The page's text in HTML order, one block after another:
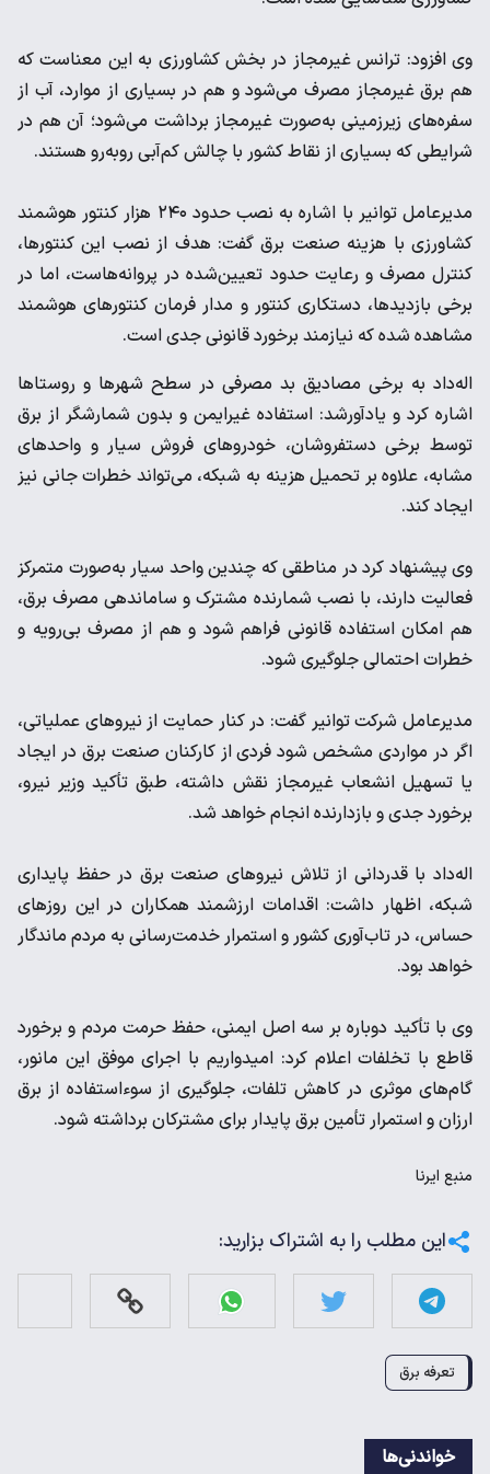
وی افزود: ترانس غیرمجاز در بخش کشاورزی به این معناست که
هم برق غیرمجاز مصرف می‌شود و هم در بسیاری از موارد، آب از
سفره‌های زیرزمینی به‌صورت غیرمجاز برداشت می‌شود؛ آن هم در
شرایطی که بسیاری از نقاط کشور با چالش کم‌آبی روبه‌رو هستند.
مدیرعامل توانیر با اشاره به نصب حدود ۲۴۰ هزار کنتور هوشمند
کشاورزی با هزینه صنعت برق گفت: هدف از نصب این کنتورها،
کنترل مصرف و رعایت حدود تعیین‌شده در پروانه‌هاست، اما در
برخی بازدیدها، دستکاری کنتور و مدار فرمان کنتورهای هوشمند
مشاهده شده که نیازمند برخورد قانونی جدی است.
اله‌داد به برخی مصادیق بد مصرفی در سطح شهرها و روستاها
اشاره کرد و یادآورشد: استفاده غیرایمن و بدون شمارشگر از برق
توسط برخی دستفروشان، خودروهای فروش سیار و واحدهای
مشابه، علاوه بر تحمیل هزینه به شبکه، می‌تواند خطرات جانی نیز
ایجاد کند.
وی پیشنهاد کرد در مناطقی که چندین واحد سیار به‌صورت متمرکز
فعالیت دارند، با نصب شمارنده مشترک و ساماندهی مصرف برق،
هم امکان استفاده قانونی فراهم شود و هم از مصرف بی‌رویه و
خطرات احتمالی جلوگیری شود.
مدیرعامل شرکت توانیر گفت: در کنار حمایت از نیروهای عملیاتی،
اگر در مواردی مشخص شود فردی از کارکنان صنعت برق در ایجاد
یا تسهیل انشعاب غیرمجاز نقش داشته، طبق تأکید وزیر نیرو،
برخورد جدی و بازدارنده انجام خواهد شد.
اله‌داد با قدردانی از تلاش نیروهای صنعت برق در حفظ پایداری
شبکه، اظهار داشت: اقدامات ارزشمند همکاران در این روزهای
حساس، در تاب‌آوری کشور و استمرار خدمت‌رسانی به مردم ماندگار
خواهد بود.
وی با تأکید دوباره بر سه اصل ایمنی، حفظ حرمت مردم و برخورد
قاطع با تخلفات اعلام کرد: امیدواریم با اجرای موفق این مانور،
گام‌های موثری در کاهش تلفات، جلوگیری از سوءاستفاده از برق
ارزان و استمرار تأمین برق پایدار برای مشترکان برداشته شود.
منبع ایرنا
این مطلب را به اشتراک بزارید:
تعرفه برق
خواندنی‌ها